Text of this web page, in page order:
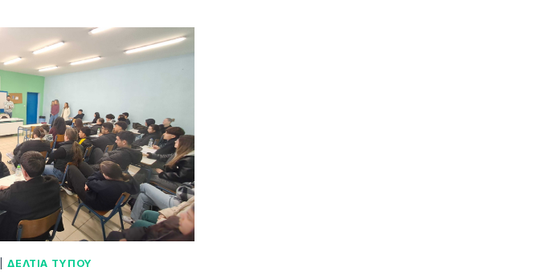
ΣΕ
ΤΡΟΧΙΆ
ΥΛΟΠΟΊΗΣΗΣ
Ο
ΣΧΕΔΙΑΣΜΌΣ
ΓΙΑ
ΤΑ
ΔΩΔΕΚΆΝΗΣΑ
|ΔΕΛΤΙΑ ΤΥΠΟΥ